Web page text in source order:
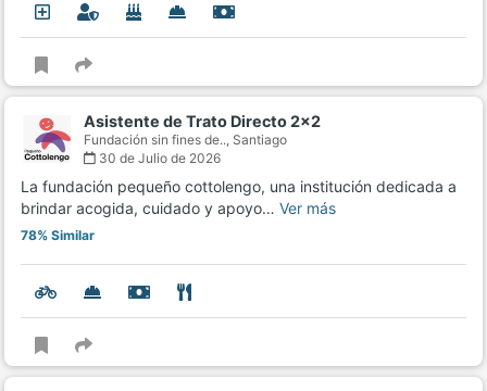
Asistente de Trato Directo 2x2
Fundación sin fines de.., Santiago
30 de Julio de 2026
La fundación pequeño cottolengo, una institución dedicada a
brindar acogida, cuidado y apoyo… Ver más
78% Similar